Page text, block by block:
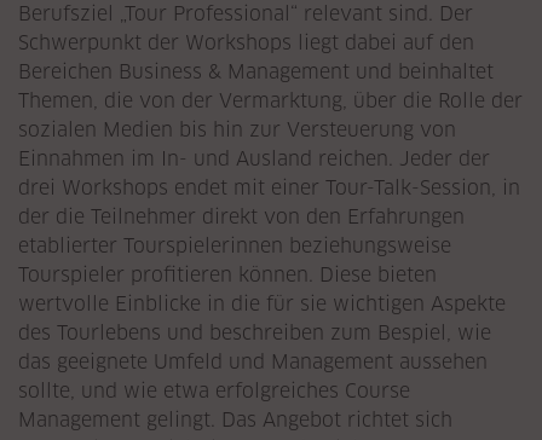
Berufsziel „Tour Professional“ relevant sind. Der
Schwerpunkt der Workshops liegt dabei auf den
Bereichen Business & Management und beinhaltet
Themen, die von der Vermarktung, über die Rolle der
sozialen Medien bis hin zur Versteuerung von
Einnahmen im In- und Ausland reichen. Jeder der
drei Workshops endet mit einer Tour-Talk-Session, in
der die Teilnehmer direkt von den Erfahrungen
etablierter Tourspielerinnen beziehungsweise
Tourspieler profitieren können. Diese bieten
wertvolle Einblicke in die für sie wichtigen Aspekte
des Tourlebens und beschreiben zum Bespiel, wie
das geeignete Umfeld und Management aussehen
sollte, und wie etwa erfolgreiches Course
Management gelingt. Das Angebot richtet sich